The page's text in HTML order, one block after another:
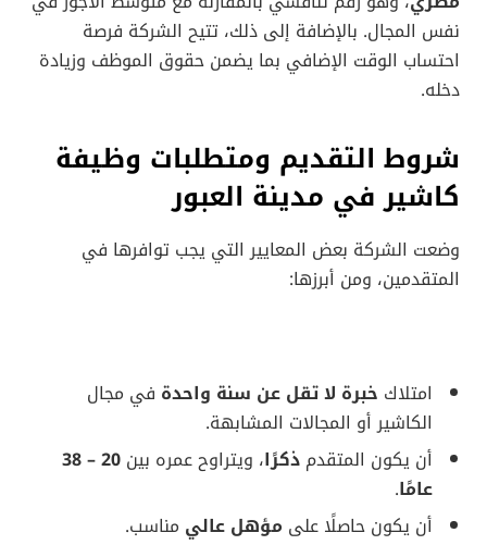
نفس المجال. بالإضافة إلى ذلك، تتيح الشركة فرصة
احتساب الوقت الإضافي بما يضمن حقوق الموظف وزيادة
دخله.
شروط التقديم ومتطلبات وظيفة
كاشير في مدينة العبور
وضعت الشركة بعض المعايير التي يجب توافرها في
المتقدمين، ومن أبرزها:
امتلاك خبرة لا تقل عن سنة واحدة في مجال
الكاشير أو المجالات المشابهة.
أن يكون المتقدم ذكرًا، ويتراوح عمره بين
20 – 38
عامًا.
أن يكون حاصلًا على مؤهل عالي مناسب.